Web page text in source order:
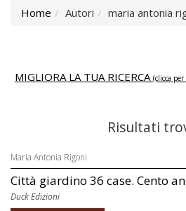
Home Autori maria antonia
MIGLIORA LA TUA RICERCA (clicca
Risultati
Maria Antonia Rigoni
Città giardino 36 case. Cento
Duck Edizioni